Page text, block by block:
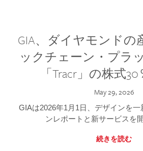
GIA、ダイヤモンドの
ックチェーン・プラ
「Tracr」の株式
May 29, 2026
GIAは2026年1月1日、デザインを
ンレポートと新サービスを
続きを読む